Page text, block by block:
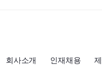
회사소개 인재채용